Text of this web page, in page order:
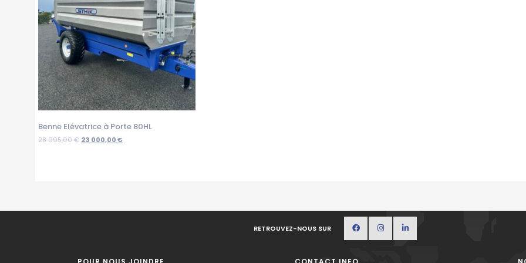
Benne Elévatrice à Porte 80HL
28 095,00€ 23 000,00€
RETROUVEZ-NOUS SUR